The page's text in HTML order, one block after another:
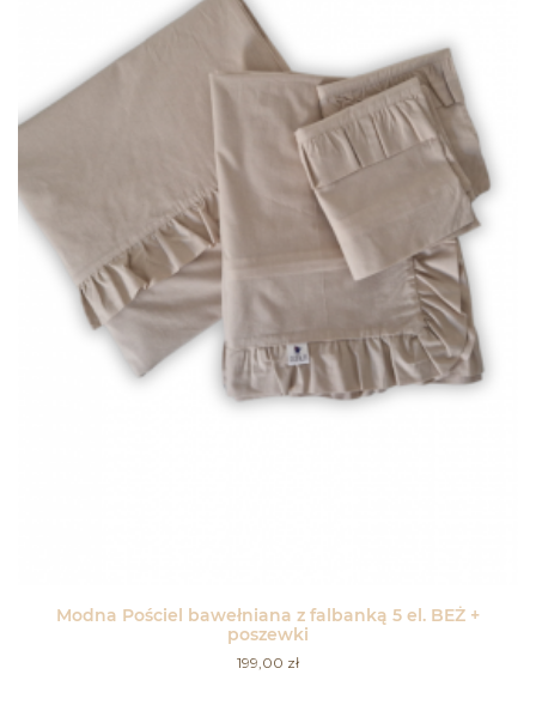
Modna Pościel bawełniana z falbanką 5 el. BEŻ +
poszewki
199,00 zł